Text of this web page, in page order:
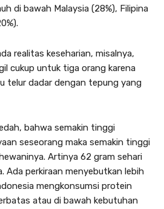
di bawah Malaysia (28%), Filipina
realitas keseharian, misalnya,
cukup untuk tiga orang karena
telur dadar dengan tepung yang
bahwa semakin tinggi
seseorang maka semakin tinggi
Artinya 62 gram sehari
Ada perkiraan menyebutkan lebih
mengkonsumsi protein
atau di bawah kebutuhan